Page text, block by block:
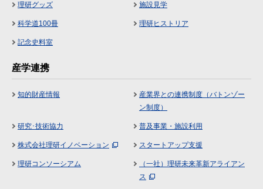
理研グッズ 施設見学
科学道100冊 理研ヒストリア
記念史料室
産学連携
知的財産情報
産業界との連携制度（バトンゾー
ン制度）
研究･技術協力 普及事業・施設利用
株式会社理研イノベーション スタートアップ支援
理研コンソーシアム
（一社）理研未来革新アライアン
ス